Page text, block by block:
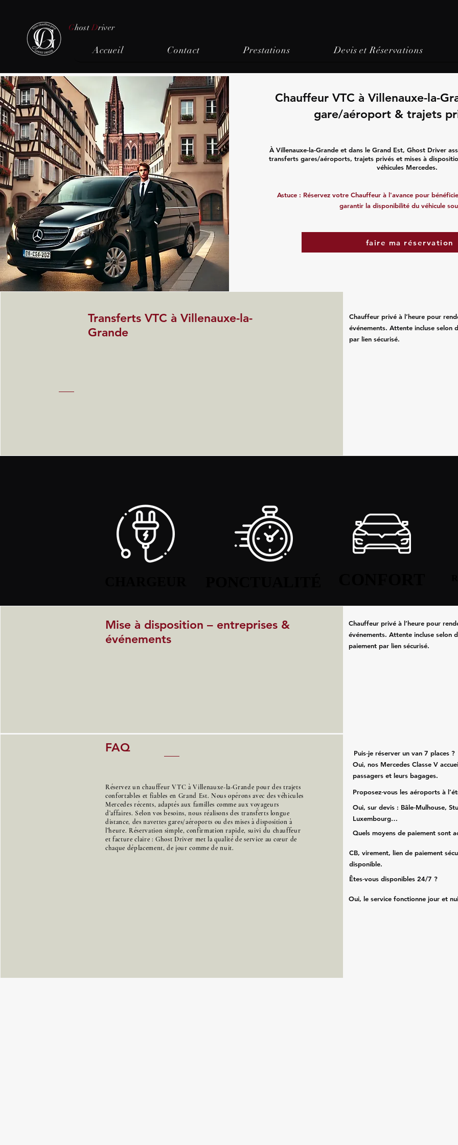
Ghost Driver
Accueil Contact Prestations Devis et Réservations
Chauffeur VTC à Villenauxe-la-
gare/aéroport & trajets
À Villenauxe-la-Grande et dans le Grand Est, Ghost Driver
transferts gares/aéroports, trajets privés et mises à
véhicules Mercedes.
Astuce : Réservez votre Chauffeur à l'avance pour
garantir la disponibilité du véhicule
faire ma réservation
Transferts VTC à Villenauxe-la-
Grande
Chauffeur privé à l’heure pour
événements. Attente incluse selon
par lien sécurisé.
Mise à disposition – entreprises &
événements
Chauffeur privé à l’heure pour
événements. Attente incluse selon
paiement par lien sécurisé.
FAQ
Réservez un chauffeur VTC à Villenauxe-la-Grande pour des trajets
confortables et fiables en Grand Est. Nous opérons avec des véhicules
Mercedes récents, adaptés aux familles comme aux voyageurs
d’affaires. Selon vos besoins, nous réalisons des transferts longue
distance, des navettes gares/aéroports ou des mises à disposition à
l’heure. Réservation simple, confirmation rapide, suivi du chauffeur
et facture claire : Ghost Driver met la qualité de service au cœur de
chaque déplacement, de jour comme de nuit.
Puis‑je réserver un van 7 places ?
Oui, nos Mercedes Classe V
passagers et leurs bagages.
Proposez‑vous les aéroports à
Oui, sur devis : Bâle‑Mulhouse,
Luxembourg…
Quels moyens de paiement sont
CB, virement, lien de paiement
disponible.
Êtes‑vous disponibles 24/7 ?
Oui, le service fonctionne jour et